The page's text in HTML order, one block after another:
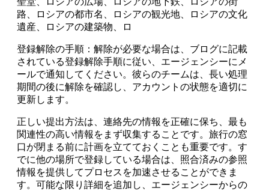
路、ロシアの都市名、ロシアの観光地、ロシアの文化
遺産、ロシアの建築物、ロ
登録解除の手順：解除が必要な場合は、ブログに記載
されている登録解除手順に従い、エージェンシーにメ
ールで通知してください。彼らのチームは、長い処理
期間の後に解除を確認し、アカウントの状態を適切に
更新します。
正しい提出方法は、連絡先の情報を正確に保ち、最も
関連性の高い情報をまず収集することです。旅行の窓
口が閉まる前に計画を立てておくことも重要です。す
でに他の場所で登録している場合は、照合済みの参照
情報を提供してプロセスを加速させることができま
す。可能な限り詳細を追加し、エージェンシーからの